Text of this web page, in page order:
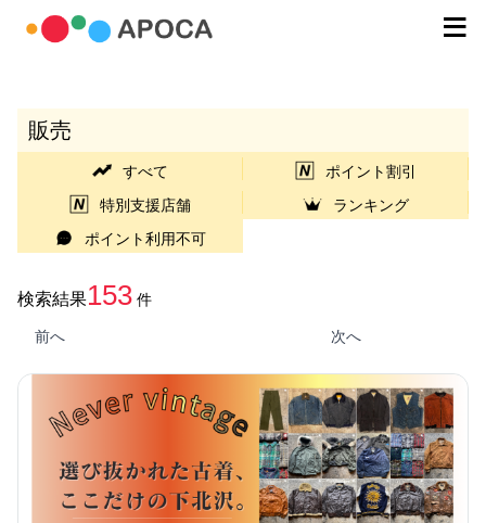
販売
すべて
ポイント割引
特別支援店舗
ランキング
ポイント利用不可
検索結果153 件
前へ 次へ